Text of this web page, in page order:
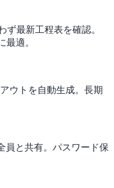
最新工程表を確認。
適。
ウトを自動生成。長期
員と共有。パスワード保